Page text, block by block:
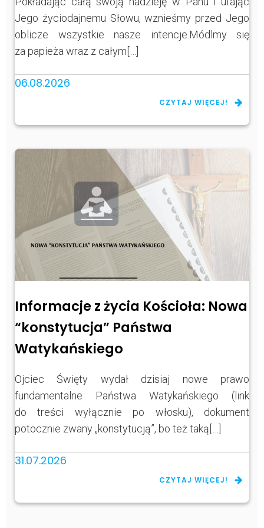
Jego życiodajnemu Słowu, wznieśmy przed Jego
oblicze wszystkie nasze intencje.Módlmy się
za papieża wraz z całym[…]
06.08.2026
CZYTAJ WIĘCEJ!
Informacje z życia Kościoła: Nowa
“konstytucja” Państwa
Watykańskiego
Ojciec Święty wydał dzisiaj nowe prawo
fundamentalne Państwa Watykańskiego (link
do treści wyłącznie po włosku), dokument
potocznie zwany „konstytucją”, bo też taką[…]
31.07.2026
CZYTAJ WIĘCEJ!